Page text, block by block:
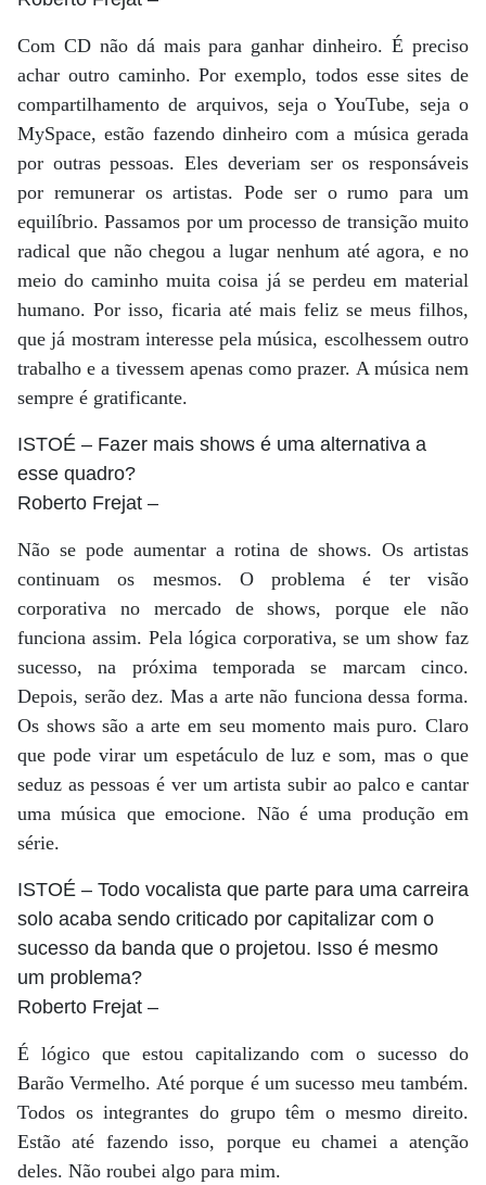
Com CD não dá mais para ganhar dinheiro. É preciso
achar outro caminho. Por exemplo, todos esse sites de
compartilhamento de arquivos, seja o YouTube, seja o
MySpace, estão fazendo dinheiro com a música gerada
por outras pessoas. Eles deveriam ser os responsáveis
por remunerar os artistas. Pode ser o rumo para um
equilíbrio. Passamos por um processo de transição muito
radical que não chegou a lugar nenhum até agora, e no
meio do caminho muita coisa já se perdeu em material
humano. Por isso, ficaria até mais feliz se meus filhos,
que já mostram interesse pela música, escolhessem outro
trabalho e a tivessem apenas como prazer. A música nem
sempre é gratificante.
ISTOÉ – Fazer mais shows é uma alternativa a
esse quadro?
Roberto Frejat –
Não se pode aumentar a rotina de shows. Os artistas
continuam os mesmos. O problema é ter visão
corporativa no mercado de shows, porque ele não
funciona assim. Pela lógica corporativa, se um show faz
sucesso, na próxima temporada se marcam cinco.
Depois, serão dez. Mas a arte não funciona dessa forma.
Os shows são a arte em seu momento mais puro. Claro
que pode virar um espetáculo de luz e som, mas o que
seduz as pessoas é ver um artista subir ao palco e cantar
uma música que emocione. Não é uma produção em
série.
ISTOÉ – Todo vocalista que parte para uma carreira
solo acaba sendo criticado por capitalizar com o
sucesso da banda que o projetou. Isso é mesmo
um problema?
Roberto Frejat –
É lógico que estou capitalizando com o sucesso do
Barão Vermelho. Até porque é um sucesso meu também.
Todos os integrantes do grupo têm o mesmo direito.
Estão até fazendo isso, porque eu chamei a atenção
deles. Não roubei algo para mim.